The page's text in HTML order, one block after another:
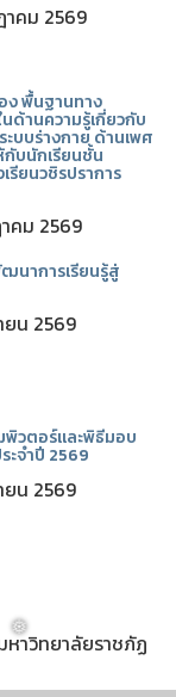
าคม 2569
ง พื้นฐานทาง
ด้านความรู้เกี่ยวกับ
บบร่างกาย ด้านเพศ
กับนักเรียนชั้น
ยนวชิรปราการ
คม 2569
นาการเรียนรู้สู่
ยน 2569
พิวตอร์และพิธีมอบ
ะจำปี 2569
ยน 2569
าวิทยาลัยราชภัฏ